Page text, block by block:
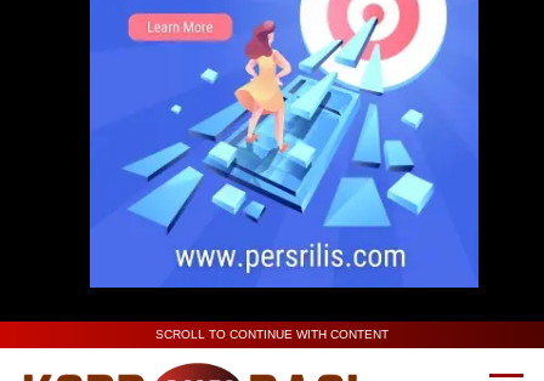
SCROLL TO CONTINUE WITH CONTENT